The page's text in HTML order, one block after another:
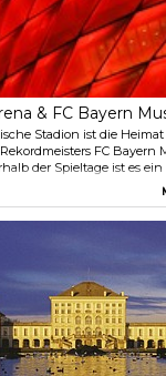
& FC Bayern
Stadion ist die Heimat
FC Bayern
der Spieltage ist es ein
der Stadt. Nehmen Sie
Stadion teil und
Abgerundet wird
Besuch des FC Bayern
eines der größten
Vereine durch eine
Informationen und
Geschichten zum